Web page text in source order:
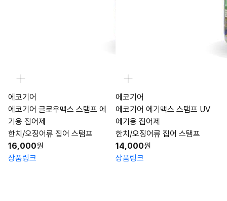
에코기어
에코기어 글로우맥스 스탬프 에
기용 집어제
한치/오징어류 집어 스탬프
16,000원
상품링크
에코기어
에코기어 에기맥스 스탬프 UV
에기용 집어제
한치/오징어류 집어 스탬프
14,000원
상품링크